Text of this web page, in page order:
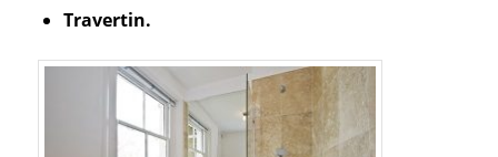
Travertin.